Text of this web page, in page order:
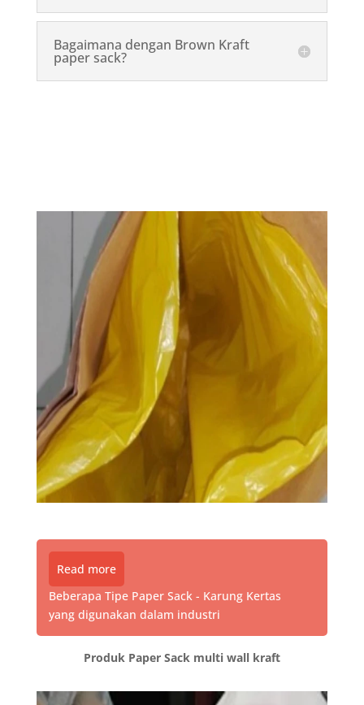
Bagaimana dengan Brown Kraft
paper sack?
Read more
Beberapa Tipe Paper Sack - Karung Kertas
yang digunakan dalam industri
Produk Paper Sack multi wall kraft